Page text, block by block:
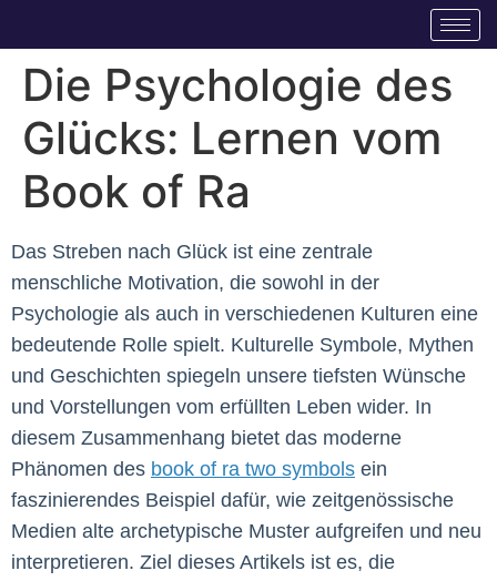
Die Psychologie des
Glücks: Lernen vom
Book of Ra
Das Streben nach Glück ist eine zentrale
menschliche Motivation, die sowohl in der
Psychologie als auch in verschiedenen Kulturen eine
bedeutende Rolle spielt. Kulturelle Symbole, Mythen
und Geschichten spiegeln unsere tiefsten Wünsche
und Vorstellungen vom erfüllten Leben wider. In
diesem Zusammenhang bietet das moderne
Phänomen des book of ra two symbols ein
faszinierendes Beispiel dafür, wie zeitgenössische
Medien alte archetypische Muster aufgreifen und neu
interpretieren. Ziel dieses Artikels ist es, die